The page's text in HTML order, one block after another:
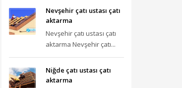
Nevşehir çatı ustası çatı
aktarma
Nevşehir çatı ustası çatı
aktarma Nevşehir çatı...
Niğde çatı ustası çatı
aktarma